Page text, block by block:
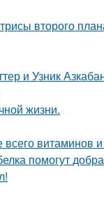
второго
и Узник
жизни.
витаминов
помогут